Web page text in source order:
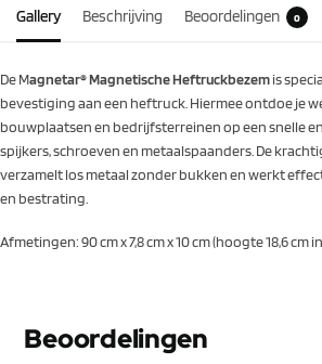
Gallery Beschrijving Beoordelingen 0
De Magnetar® Magnetische Heftruckbezemis
bevestiging aan een heftruck. Hiermee ontdoe je
bouwplaatsen en bedrijfsterreinen op een snelle
spijkers, schroeven en metaalspaanders. De
verzamelt los metaal zonder bukken en werkt
en bestrating.
Afmetingen: 90 cm x 7,8 cm x 10 cm (hoogte 18,6 cm
Beoordelingen